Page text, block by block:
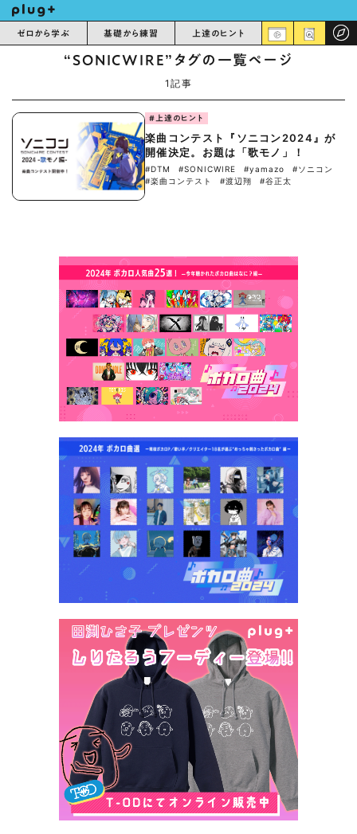
ゼロから学ぶ 基礎から練習 上達のヒント
“SONICWIRE”タグの一覧ページ
1記事
#上達のヒント
楽曲コンテスト『ソニコン2024』が
開催決定。お題は「歌モノ」！
#DTM #SONICWIRE #yamazo
#ソニコン
#楽曲コンテスト
#渡辺翔 #谷正太